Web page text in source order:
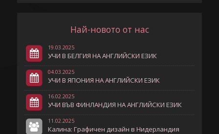
Най-новото от нас
19.03.2025
УЧИ В БЕЛГИЯ НА АНГЛИЙСКИ ЕЗИК
04.03.2025
УЧИ В ЯПОНИЯ НА АНГЛИЙСКИ ЕЗИК
16.02.2025
УЧИ ВЪВ ФИНЛАНДИЯ НА АНГЛИЙСКИ ЕЗИК
11.02.2025
Калина: Графичен дизайн в Нидерландия